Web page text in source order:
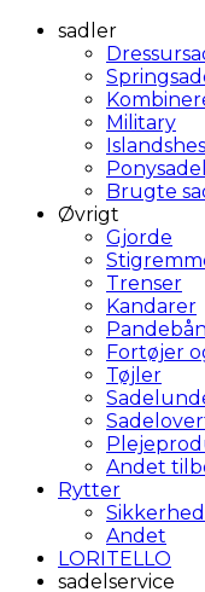
sadler
Military
Ponysadel
Brugte
Øvrigt
Gjorde
Trenser
Kandarer
Fortøjer
Tøjler
Andet
Rytter
Andet
LORITELLO
sadelservice